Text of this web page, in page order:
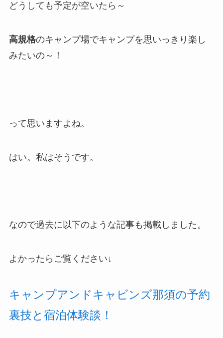
どうしても予定が空いたら～
高規格のキャンプ場でキャンプを思いっきり楽し
みたいの～！
って思いますよね。
はい。私はそうです。
なので過去に以下のような記事も掲載しました。
よかったらご覧ください↓
キャンプアンドキャビンズ那須の予約
裏技と宿泊体験談！